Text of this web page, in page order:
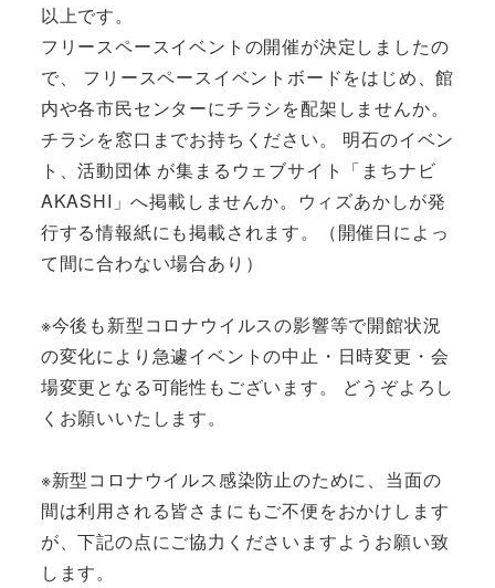
以上です。
フリースペースイベントの開催が決定しましたの
で、 フリースペースイベントボードをはじめ、館
内や各市民センターにチラシを配架しませんか。
チラシを窓口までお持ちください。 明石のイベン
ト、活動団体 が集まるウェブサイト「まちナビ
AKASHI」へ掲載しませんか。ウィズあかしが発
行する情報紙にも掲載されます。（開催日によっ
て間に合わない場合あり）
※今後も新型コロナウイルスの影響等で開館状況
の変化により急遽イベントの中止・日時変更・会
場変更となる可能性もございます。 どうぞよろし
くお願いいたします。
※新型コロナウイルス感染防止のために、当面の
間は利用される皆さまにもご不便をおかけします
が、下記の点にご協力くださいますようお願い致
します。